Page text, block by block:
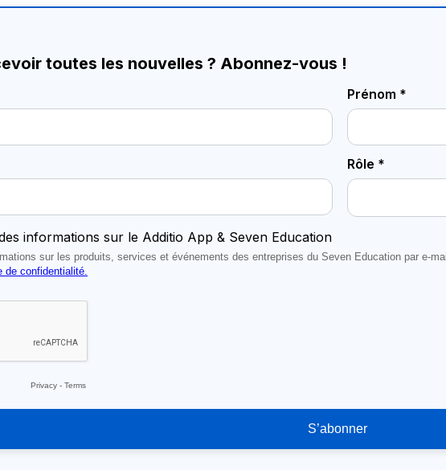
toutes les nouvelles ? Abonnez-vous !
Prénom *
Rôle *
informations sur le Additio App & Seven Education
sur les produits, services et événements des entreprises du Seven Education par e-
de confidentialité.
Privacy - Terms